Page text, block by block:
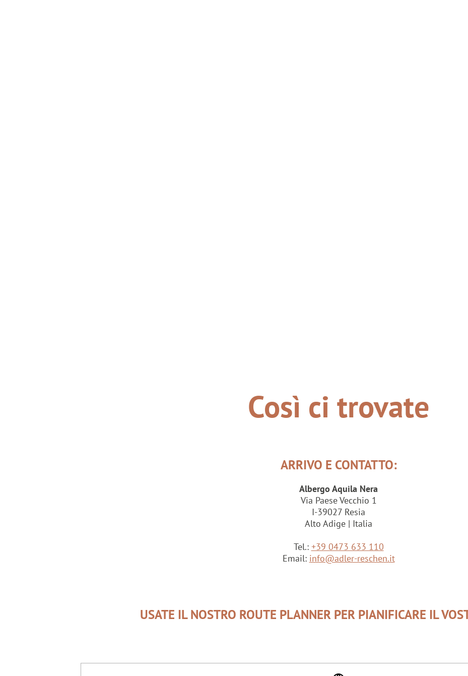
Così ci trovate
ARRIVO E CONTATTO:
Albergo Aquila Nera
Via Paese Vecchio 1
I-39027 Resia
Alto Adige | Italia
Tel.: +39 0473 633 110
Email: info@adler-reschen.it
USATE IL NOSTRO ROUTE PLANNER PER PIANIFICARE IL